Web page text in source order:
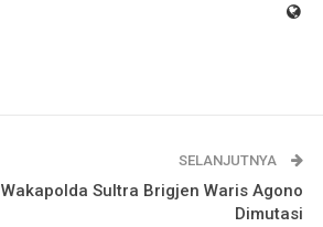
SELANJUTNYA
Wakapolda Sultra Brigjen Waris Agono
Dimutasi